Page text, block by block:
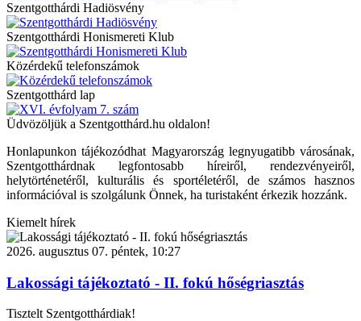
Szentgotthárdi Hadiösvény
Szentgotthárdi Honismereti Klub
Közérdekű telefonszámok
Szentgotthárd lap
Üdvözöljük a Szentgotthárd.hu oldalon!
Honlapunkon tájékozódhat Magyarország legnyugatibb városának,
Szentgotthárdnak legfontosabb híreiről, rendezvényeiről,
helytörténetéről, kulturális és sportéletéről, de számos hasznos
információval is szolgálunk Önnek, ha turistaként érkezik hozzánk.
Kiemelt hírek
2026. augusztus 07. péntek, 10:27
Lakossági tájékoztató - II. fokú hőségriasztás
Tisztelt Szentgotthárdiak!